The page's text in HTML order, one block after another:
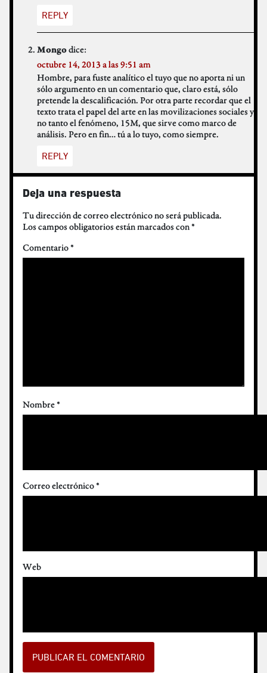
REPLY
Mongodice:
octubre 14, 2013 a las 9:51 am
Hombre, para fuste analítico el tuyo que no aporta ni un
sólo argumento en un comentario que, claro está, sólo
pretende la descalificación. Por otra parte recordar que el
texto trata el papel del arte en las movilizaciones sociales y
no tanto el fenómeno, 15M, que sirve como marco de
análisis. Pero en fin… tú a lo tuyo, como siempre.
REPLY
Deja una respuesta
Tu dirección de correo electrónico no será publicada.
Los campos obligatorios están marcados con*
Comentario*
Nombre*
Correo electrónico*
Web